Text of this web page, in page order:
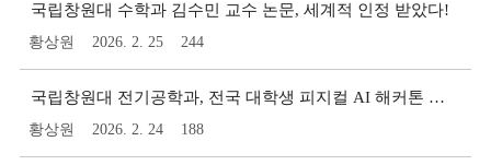
국립창원대 수학과 김수민 교수 논문, 세계적 인정 받았다!
황상원 2026. 2. 25 244
국립창원대 전기공학과, 전국 대학생 피지컬 AI 해커톤 대회 ‘대상’ 수상!
황상원 2026. 2. 24 188